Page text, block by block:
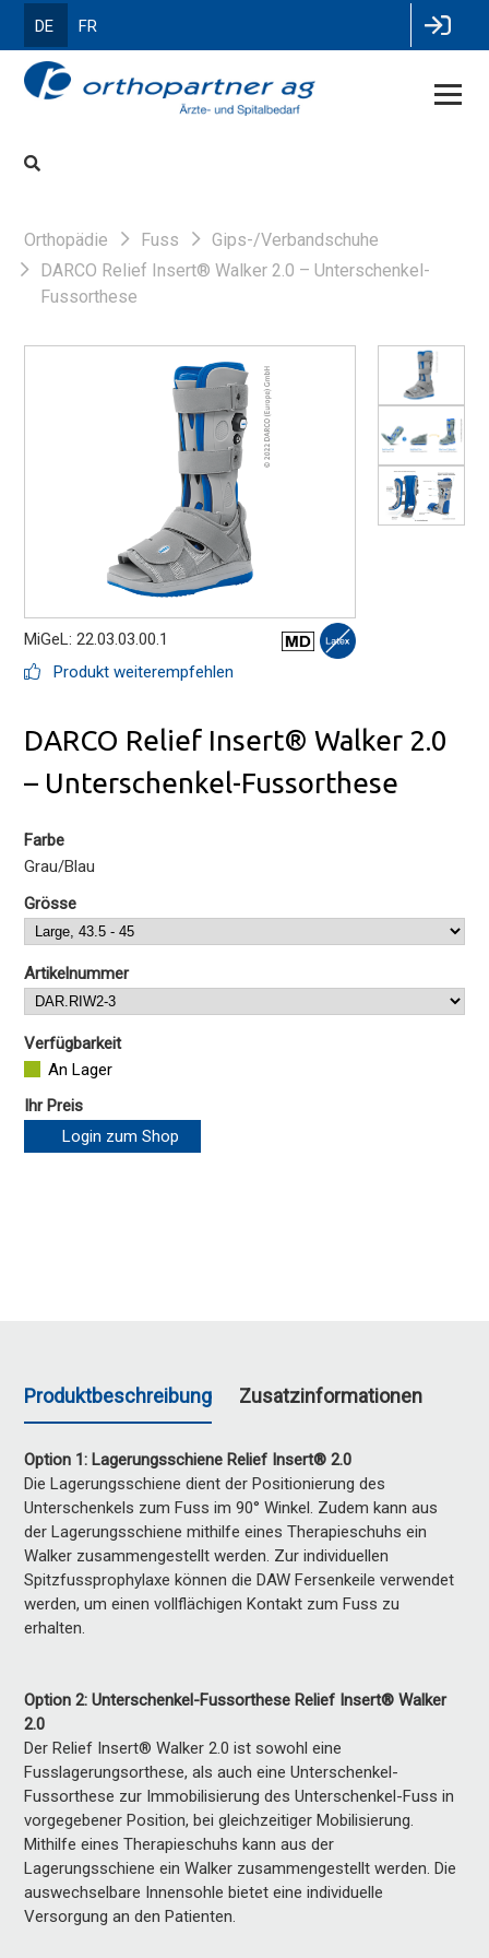
DE FR
Orthopädie Fuss
Gips-/Verbandschuhe
DARCO Relief Insert® Walker 2.0 – Unterschenkel-
Fussorthese
MiGeL: 22.03.03.00.1
Produkt weiterempfehlen
DARCO Relief Insert® Walker 2.0
– Unterschenkel-Fussorthese
Farbe
Grau/Blau
Grösse
Artikelnummer
Verfügbarkeit
An Lager
Ihr Preis
Login zum Shop
Produktbeschreibung Zusatzinformationen
Option 1: Lagerungsschiene Relief Insert® 2.0
Die Lagerungsschiene dient der Positionierung des
Unterschenkels zum Fuss im 90° Winkel. Zudem kann aus
der Lagerungsschiene mithilfe eines Therapieschuhs ein
Walker zusammengestellt werden. Zur individuellen
Spitzfussprophylaxe können die DAW Fersenkeile verwendet
werden, um einen vollflächigen Kontakt zum Fuss zu
erhalten.
Option 2: Unterschenkel-Fussorthese Relief Insert® Walker
2.0
Der Relief Insert® Walker 2.0 ist sowohl eine
Fusslagerungsorthese, als auch eine Unterschenkel-
Fussorthese zur Immobilisierung des Unterschenkel-Fuss in
vorgegebener Position, bei gleichzeitiger Mobilisierung.
Mithilfe eines Therapieschuhs kann aus der
Lagerungsschiene ein Walker zusammengestellt werden. Die
auswechselbare Innensohle bietet eine individuelle
Versorgung an den Patienten.